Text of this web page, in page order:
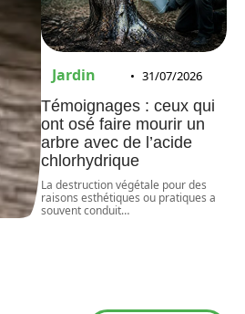
Jardin 31/07/2026
Témoignages : ceux qui
ont osé faire mourir un
arbre avec de l’acide
chlorhydrique
La destruction végétale pour des
raisons esthétiques ou pratiques a
souvent conduit…